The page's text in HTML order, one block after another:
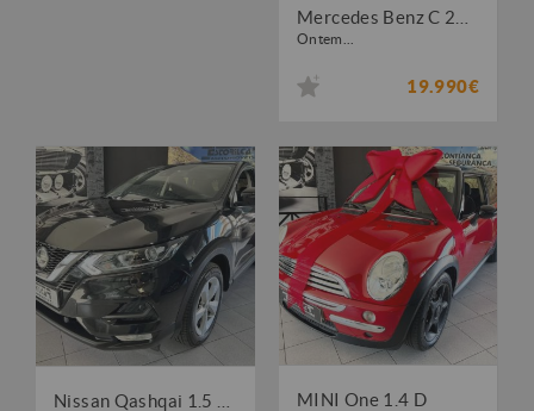
Ontem...
19.990€
MINI One 1.4 D